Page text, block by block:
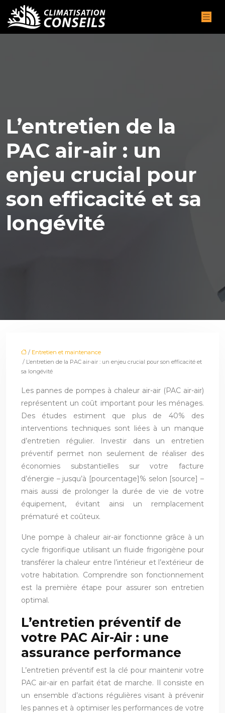
L’entretien de la
PAC air-air : un
enjeu crucial pour
son efficacité et sa
longévité
/ Entretien et maintenance
/ L’entretien de la PAC air-air : un enjeu crucial pour son efficacité et
sa longévité
Les pannes de pompes à chaleur air-air (PAC air-air)
représentent un coût important pour les ménages.
Des études estiment que plus de 40% des
interventions techniques sont liées à un manque
d’entretien régulier. Investir dans un entretien
préventif permet non seulement de réaliser des
économies substantielles sur votre facture
d’énergie – jusqu’à [pourcentage]% selon [source] –
mais aussi de prolonger la durée de vie de votre
équipement, évitant ainsi un remplacement
prématuré et coûteux.
Une pompe à chaleur air-air fonctionne grâce à un
cycle frigorifique utilisant un fluide frigorigène pour
transférer la chaleur entre l’intérieur et l’extérieur de
votre habitation. Comprendre son fonctionnement
est la première étape pour assurer son entretien
optimal.
L’entretien préventif de
votre PAC Air-Air : une
assurance performance
L’entretien préventif est la clé pour maintenir votre
PAC air-air en parfait état de marche. Il consiste en
un ensemble d’actions régulières visant à prévenir
les pannes et à optimiser les performances de votre